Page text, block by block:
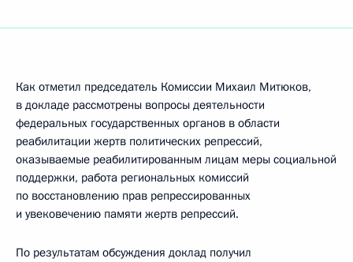
Как отметил председатель Комиссии Михаил Митюков,
в докладе рассмотрены вопросы деятельности
федеральных государственных органов в области
реабилитации жертв политических репрессий,
оказываемые реабилитированным лицам меры социальной
поддержки, работа региональных комиссий
по восстановлению прав репрессированных
и увековечению памяти жертв репрессий.
По результатам обсуждения доклад получил